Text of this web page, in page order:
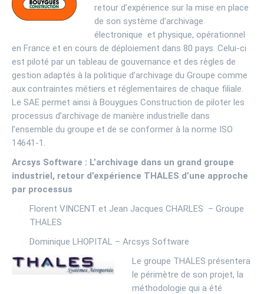
retour d’expérience sur la mise en place
de son système d’archivage
électronique et physique, opérationnel
en France et en cours de déploiement dans 80 pays. Celui-ci
est piloté par un tableau de gouvernance et des règles de
gestion adaptés à la politique d’archivage du Groupe comme
aux contraintes métiers et réglementaires de chaque filiale.
Le SAE permet ainsi à Bouygues Construction de piloter les
processus d’archivage de manière industrielle dans
l’ensemble du groupe et de se conformer à la norme ISO
14641-1.
Arcsys Software : L’archivage dans un grand groupe
industriel, retour d’expérience THALES d’une approche
par processus
Florent VINCENT et Jean Jacques CHARLES – Groupe
THALES
Dominique LHOPITAL – Arcsys Software
Le groupe THALES présentera
le périmètre de son projet, la
méthodologie qui a été